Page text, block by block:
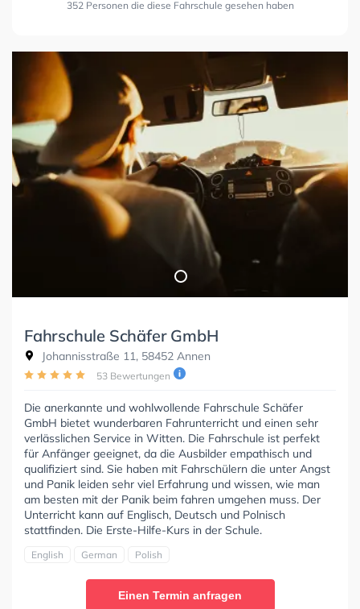
352 Personen die diese Fahrschule gesehen haben
Fahrschule Schäfer GmbH
Johannisstraße 11, 58452 Annen
53 Bewertungen
Die anerkannte und wohlwollende Fahrschule Schäfer
GmbH bietet wunderbaren Fahrunterricht und einen sehr
verlässlichen Service in Witten. Die Fahrschule ist perfekt
für Anfänger geeignet, da die Ausbilder empathisch und
qualifiziert sind. Sie haben mit Fahrschülern die unter Angst
und Panik leiden sehr viel Erfahrung und wissen, wie man
am besten mit der Panik beim fahren umgehen muss. Der
Unterricht kann auf Englisch, Deutsch und Polnisch
stattfinden. Die Erste-Hilfe-Kurs in der Schule.
English German Polish
Einen Termin anfragen